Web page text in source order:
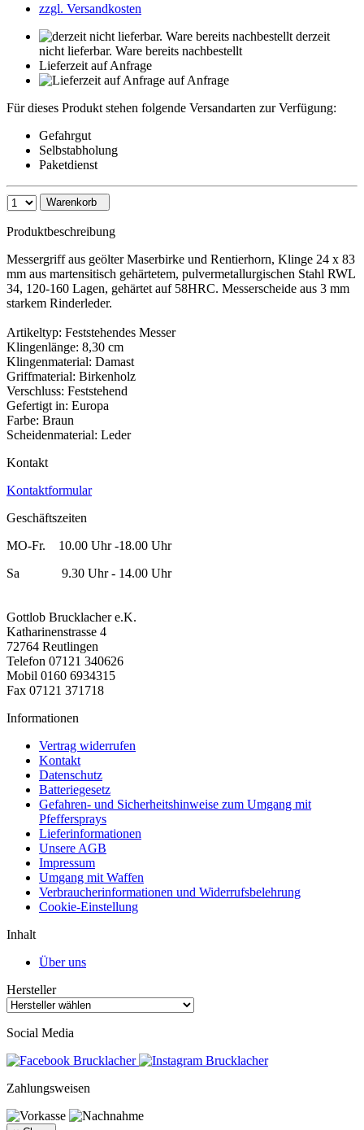
zzgl. Versandkosten
derzeit
nicht lieferbar. Ware bereits nachbestellt
Lieferzeit auf Anfrage
auf Anfrage
Für dieses Produkt stehen folgende Versandarten zur Verfügung:
Gefahrgut
Selbstabholung
Paketdienst
Warenkorb
Produktbeschreibung
Messergriff aus geölter Maserbirke und Rentierhorn, Klinge 24 x 83
mm aus martensitisch gehärtetem, pulvermetallurgischen Stahl RWL
34, 120-160 Lagen, gehärtet auf 58HRC. Messerscheide aus 3 mm
starkem Rinderleder.
Artikeltyp: Feststehendes Messer
Klingenlänge: 8,30 cm
Klingenmaterial: Damast
Griffmaterial: Birkenholz
Verschluss: Feststehend
Gefertigt in: Europa
Farbe: Braun
Scheidenmaterial: Leder
Kontakt
Kontaktformular
Geschäftszeiten
MO-Fr. 10.00 Uhr -18.00 Uhr
Sa 9.30 Uhr - 14.00 Uhr
Gottlob Brucklacher e.K.
Katharinenstrasse 4
72764 Reutlingen
Telefon 07121 340626
Mobil 0160 6934315
Fax 07121 371718
Informationen
Vertrag widerrufen
Kontakt
Datenschutz
Batteriegesetz
Gefahren- und Sicherheitshinweise zum Umgang mit
Pfeffersprays
Lieferinformationen
Unsere AGB
Impressum
Umgang mit Waffen
Verbraucherinformationen und Widerrufsbelehrung
Cookie-Einstellung
Inhalt
Über uns
Hersteller
Social Media
Zahlungsweisen